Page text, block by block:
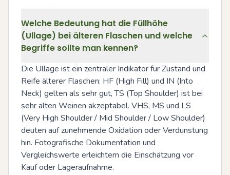
Welche Bedeutung hat die Füllhöhe
(Ullage) bei älteren Flaschen und welche
Begriffe sollte man kennen?
Die Ullage ist ein zentraler Indikator für Zustand und
Reife älterer Flaschen: HF (High Fill) und IN (Into
Neck) gelten als sehr gut, TS (Top Shoulder) ist bei
sehr alten Weinen akzeptabel. VHS, MS und LS
(Very High Shoulder / Mid Shoulder / Low Shoulder)
deuten auf zunehmende Oxidation oder Verdunstung
hin. Fotografische Dokumentation und
Vergleichswerte erleichtern die Einschätzung vor
Kauf oder Lageraufnahme.